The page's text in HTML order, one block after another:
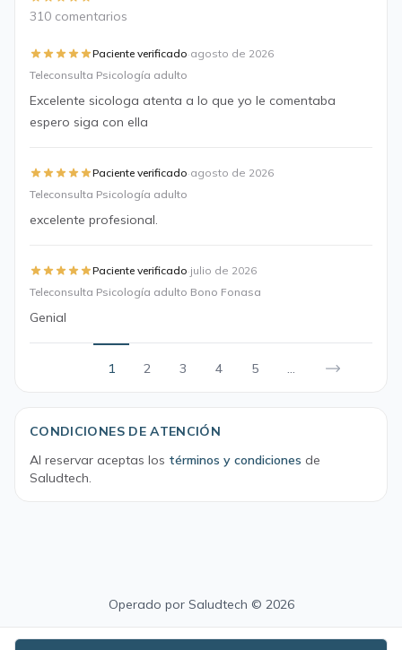
310 comentarios
Paciente verificado·agosto de 2026
Teleconsulta Psicología adulto
Excelente sicologa atenta a lo que yo le comentaba
espero siga con ella
Paciente verificado·agosto de 2026
Teleconsulta Psicología adulto
excelente profesional.
Paciente verificado·julio de 2026
Teleconsulta Psicología adulto Bono Fonasa
Genial
1 2 3 4 5 ...
CONDICIONES DE ATENCIÓN
Al reservar aceptas los términos y condiciones de
Saludtech.
Operado por Saludtech © 2026